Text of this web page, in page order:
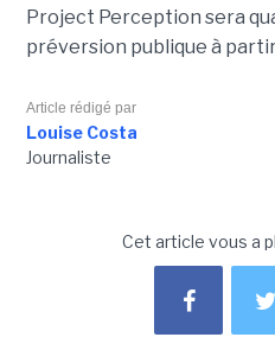
Project Perception sera
préversion publique à
Article rédigé par
Louise Costa
Journaliste
Cet article vous a